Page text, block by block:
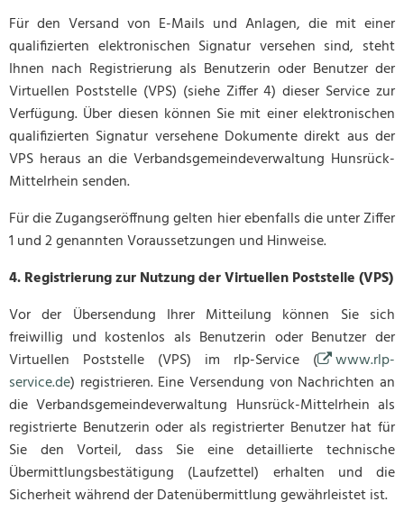
Für den Versand von E-Mails und Anlagen, die mit einer
qualifizierten elektronischen Signatur versehen sind, steht
Ihnen nach Registrierung als Benutzerin oder Benutzer der
Virtuellen Poststelle (VPS) (siehe Ziffer 4) dieser Service zur
Verfügung. Über diesen können Sie mit einer elektronischen
qualifizierten Signatur versehene Dokumente direkt aus der
VPS heraus an die Verbandsgemeindeverwaltung Hunsrück-
Mittelrhein senden.
Für die Zugangseröffnung gelten hier ebenfalls die unter Ziffer
1 und 2 genannten Voraussetzungen und Hinweise.
4. Registrierung zur Nutzung der Virtuellen Poststelle (VPS)
Vor der Übersendung Ihrer Mitteilung können Sie sich
freiwillig und kostenlos als Benutzerin oder Benutzer der
Virtuellen Poststelle (VPS) im rlp-Service (
www.rlp-
service.de) registrieren. Eine Versendung von Nachrichten an
die Verbandsgemeindeverwaltung Hunsrück-Mittelrhein als
registrierte Benutzerin oder als registrierter Benutzer hat für
Sie den Vorteil, dass Sie eine detaillierte technische
Übermittlungsbestätigung (Laufzettel) erhalten und die
Sicherheit während der Datenübermittlung gewährleistet ist.